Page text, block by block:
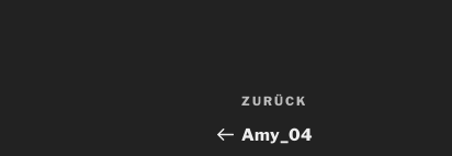
Vorheriger
Beitrag
ZURÜCK
Amy_04